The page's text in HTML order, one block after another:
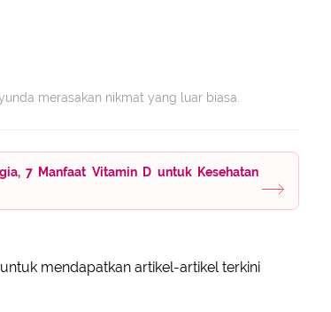
merasakan nikmat yang luar biasa.
7 Manfaat Vitamin D untuk Kesehatan
mendapatkan artikel-artikel terkini